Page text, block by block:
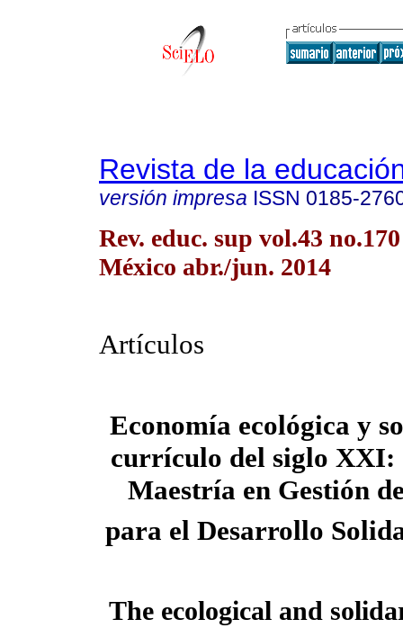
Revista de la
versión impresa ISSN 0185-
Rev. educ. sup vol.43
México abr./jun. 2014
Artículos
Economía ecológica y
currículo del siglo XXI:
Maestría en Gestión
para el Desarrollo
The ecological and